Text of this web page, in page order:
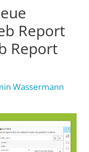
Report
Report
Wassermann